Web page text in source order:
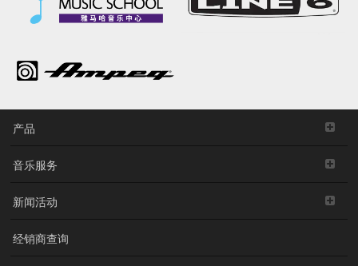
产品
音乐服务
新闻活动
经销商查询